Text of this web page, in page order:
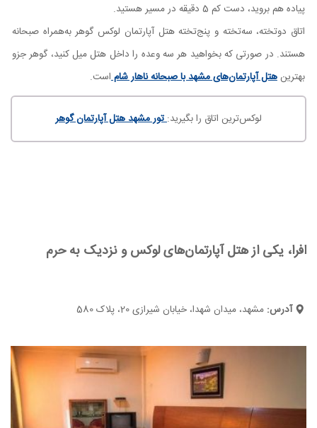
پیاده هم بروید، دست کم 5 دقیقه در مسیر هستید.
اتاق دوتخته، سه‌تخته و پنج‌تخته هتل آپارتمان لوکس گوهر به‌همراه صبحانه
هستند. در صورتی که بخواهید هر سه وعده را داخل هتل میل کنید، گوهر جزو
بهترینهتل‌ آپارتمان‌های مشهد با صبحانه ناهار شاماست.
لوکس‌ترین اتاق را بگیرید: تور مشهد هتل آپارتمان گوهر
افرا، یکی از هتل‌ آپارتمان‌های لوکس و نزدیک به حرم
آدرس:مشهد، میدان شهدا، خیابان شیرازی 20، پلاک 580